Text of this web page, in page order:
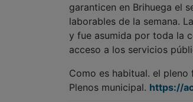
garanticen en Brihuega el
laborables de la semana.
y fue asumida por toda la
acceso a los servicios
Como es habitual. el
Plenos municipal. https://